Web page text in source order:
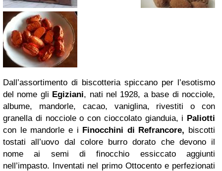
Dall’assortimento di biscotteria spiccano per l’esotismo
del nome gli Egiziani, nati nel 1928, a base di nocciole,
albume, mandorle, cacao, vaniglina, rivestiti o con
granella di nocciole o con cioccolato gianduia, i Paliotti
con le mandorle e i Finocchini di Refrancore, biscotti
tostati all’uovo dal colore burro dorato che devono il
nome ai semi di finocchio essiccato aggiunti
nell’impasto. Inventati nel primo Ottocento e perfezionati